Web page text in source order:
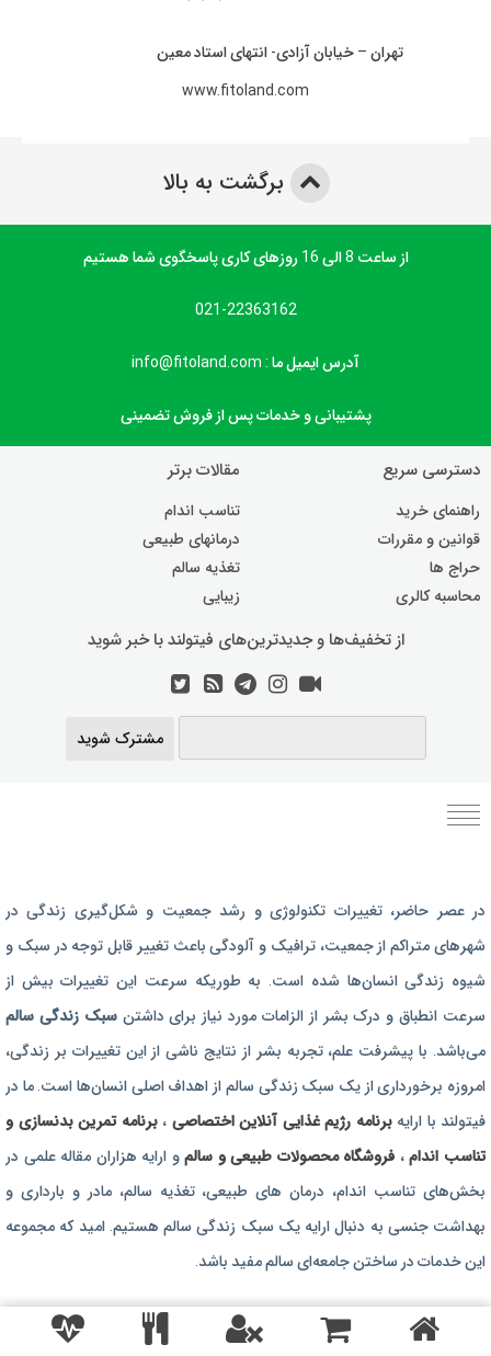
تهران – خیابان آزادی- انتهای استاد معین
www.fitoland.com
برگشت به بالا
از ساعت 8 الی 16 روزهای کاری پاسخگوی شما هستیم
021-22363162
آدرس ایمیل ما : info@fitoland.com
پشتیبانی و خدمات پس از فروش تضمینی
دسترسی سریع
راهنمای خرید
قوانین و مقررات
حراج ها
محاسبه کالری
مقالات برتر
تناسب اندام
درمانهای طبیعی
تغذیه سالم
زیبایی
از تخفیف‌ها و جدیدترین‌های فیتولند با خبر شوید
مشترک شوید
رژیم غذایی بارداری
برنامه رژیم درمانی
برنامه تمرین بدنسازی
برنامه تمرینی
محصولات طبیعی و سالم
در عصر حاضر،‌ تغییرات تکنولوژی و رشد جمعیت و شکل‌گیری زندگی‌ در
شهرهای متراکم از جمعیت، ترافیک و آلودگی باعث تغییر قابل توجه در سبک و
شیوه زندگی انسان‌ها شده است. به طوریکه سرعت این تغییرات بیش از
سرعت انطباق و درک بشر از الزامات مورد نیاز برای داشتنسبک زندگی سالم
می‌باشد. با پیشرفت علم، تجربه بشر از نتایج ناشی از این تغییرات بر زندگی،
امروزه برخورداری از یک سبک زندگی سالم از اهداف اصلی انسان‌ها است. ما در
فیتولند با ارایهبرنامه رژیم غذایی آنلاین اختصاصی ،برنامه تمرین بدنسازی و
تناسب اندام، فروشگاه محصولات طبیعی و سالمو ارایه هزاران مقاله علمی در
بخش‌های تناسب اندام، درمان های طبیعی، تغذیه سالم، مادر و بارداری و
بهداشت جنسی به دنبال ارایه یک سبک زندگی سالم هستیم. امید که مجموعه
این خدمات در ساختن جامعه‌ای سالم مفید باشد.